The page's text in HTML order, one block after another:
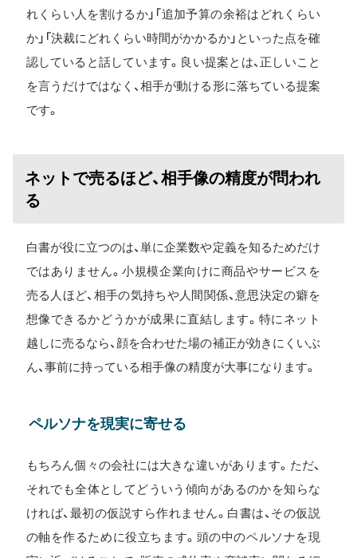
れくらい人を割けるか」「追加予算の余裕はどれくらい
か」「決裁にどれくらい時間がかかるか」といった点を確
認していると話しています。良い提案とは、正しいこと
を言うだけではなく、相手が動ける形に落ちている提案
です。
ネットで売るほど、相手像の精度が問われ
る
白書が役に立つのは、単に企業数や定義を知るためだけ
ではありません。小規模企業向けに商品やサービスを
売る人ほど、相手の気持ちや人間関係、意思決定の癖を
想像できるかどうかが成果に直結します。特にネット
越しに売るなら、顔を合わせた場の補正が効きにくいぶ
ん、事前に持っている相手像の精度が大事になります。
ペルソナを現実に寄せる
もちろん個々の会社には大きな違いがあります。ただ、
それでも全体としてどういう傾向があるのかを知らな
ければ、最初の仮説すら作れません。白書は、その仮説
の軸を作るために役立ちます。頭の中のペルソナを現